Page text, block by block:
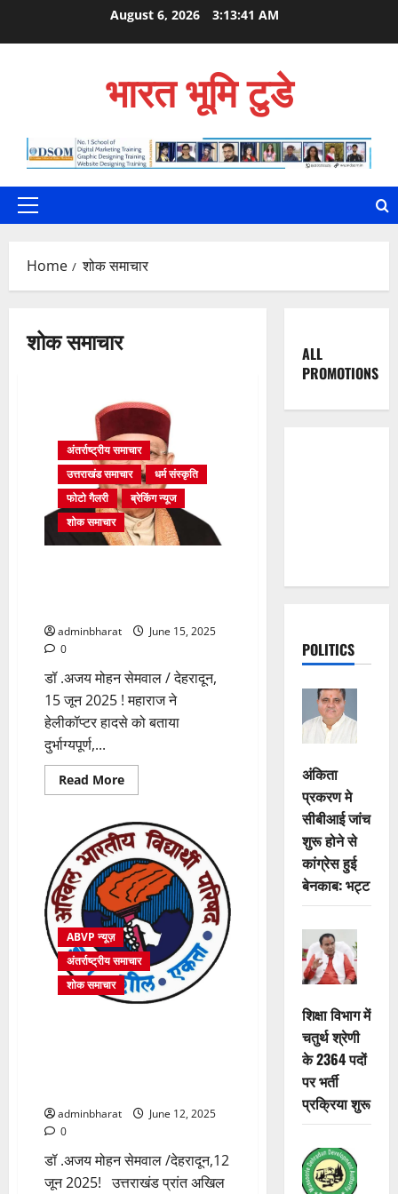
August 6, 2026 3:13:42 AM
भारत भूमि टुडे
Primary
Home शोक समाचार
शोक समाचार
अंतर्राष्ट्रीय समाचार
उत्तराखंड समाचार
धर्म संस्कृति
फोटो गैलरी
ब्रेकिंग न्यूज
शोक समाचार
adminbharat
June 15, 2025
0
डॉ .अजय मोहन सेमवाल / देहरादून,
15 जून 2025 ! महाराज ने
हेलीकॉप्टर हादसे को बताया
दुर्भाग्यपूर्ण,...
Read MoreRead
more
ने
हेलीकॉप्टर
हादसे
को
बताया
दुर्भाग्यपूर्ण,
कहा
सरकार
जांच
करवायेगी:
सतपाल
महाराज
ABVP न्यूज़
अंतर्राष्ट्रीय समाचार
शोक समाचार
adminbharat
June 12, 2025
0
डॉ .अजय मोहन सेमवाल /देहरादून,12
जून 2025! उत्तराखंड प्रांत अखिल
ALL
PROMOTIONS
POLITICS
अंकिता
प्रकरण मे
सीबीआई जांच
शुरू होने से
कांग्रेस हुई
बेनकाब: भट्ट
शिक्षा विभाग में
चतुर्थ श्रेणी
के 2364 पदों
पर भर्ती
प्रक्रिया शुरू